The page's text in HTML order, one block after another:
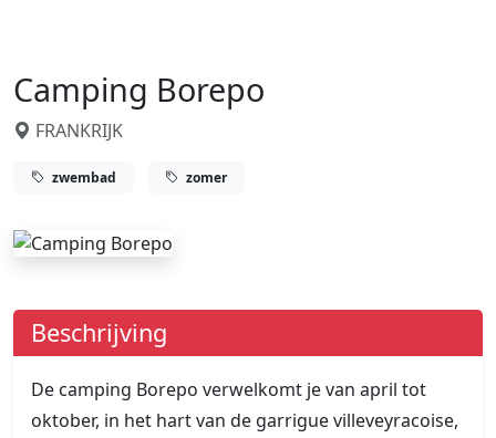
Camping Borepo
FRANKRIJK
zwembad zomer
Beschrijving
De camping Borepo verwelkomt je van april tot
oktober, in het hart van de garrigue villeveyracoise,